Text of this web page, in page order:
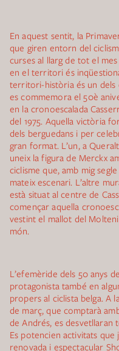
En aquest sentit, la
que giren entorn del
curses al llarg de tot el
en el territori és
territori-història és un dels
es commemora el 50è
en la cronoescalada
del 1975. Aquella victòria
dels berguedans i per
gran format. L’un, a
uneix la figura de Merckx
ciclisme que, amb mig
mateix escenari. L’altre
està situat al centre de
començar aquella
vestint el mallot del
món.
L’efemèride dels 50 anys
protagonista també en
propers al ciclista belga. A
de març, que comptarà
de Andrés, es desvetllaran
Es potencien activitats que
renovada i espectacular